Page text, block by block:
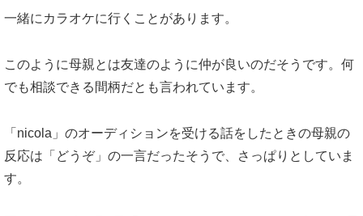
一緒にカラオケに行くことがあります。
このように母親とは友達のように仲が良いのだそうです。何
でも相談できる間柄だとも言われています。
「nicola」のオーディションを受ける話をしたときの母親の
反応は「どうぞ」の一言だったそうで、さっぱりとしていま
す。